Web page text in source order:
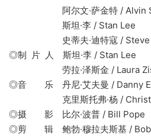
阿尔文·萨金特 / Alvin
斯坦·李 / Stan Lee
史蒂夫·迪特寇 / Steve
◎制 片 人 斯坦·李 / Stan Lee
劳拉·泽斯金 / Laura
◎音 乐 丹尼·艾夫曼 / Danny
克里斯托弗·杨 /
◎摄 影 比尔·波普 / Bill Pope
◎剪 辑 鲍勃·穆拉夫斯基 / Bob